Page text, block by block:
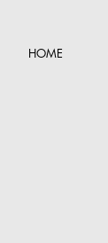
HOME